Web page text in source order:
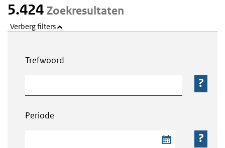
5.424 Zoekresultaten
Verberg filters
Trefwoord
Periode